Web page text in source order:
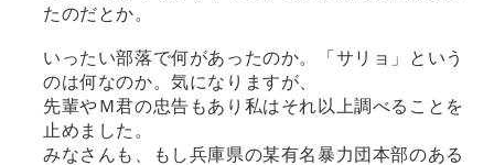
たのだとか。
いったい部落で何があったのか。「サリョ」という
のは何なのか。気になりますが、
先輩やＭ君の忠告もあり私はそれ以上調べることを
止めました。
みなさんも、もし兵庫県の某有名暴力団本部のある